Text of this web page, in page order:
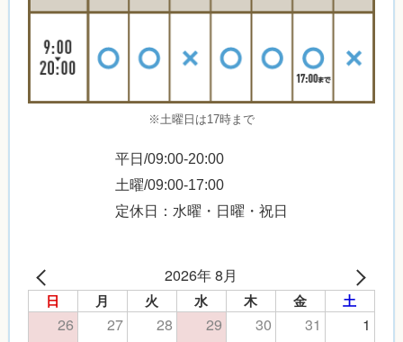
※土曜日は17時まで
平日/09:00-20:00
土曜/09:00-17:00
定休日：水曜・日曜・祝日
2026年 8月
日 月 火 水 木 金 土
26 27 28 29 30 31
1